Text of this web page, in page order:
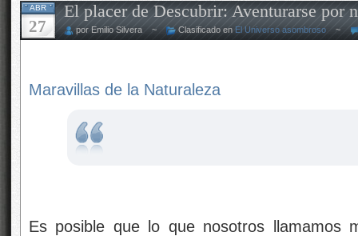
ABR
27
El placer de Descubrir: Aventurarse por
por Emilio Silvera ~ Clasificado en El Universo asombroso~
Maravillas de la Naturaleza
Es posible que lo que nosotros llamamos